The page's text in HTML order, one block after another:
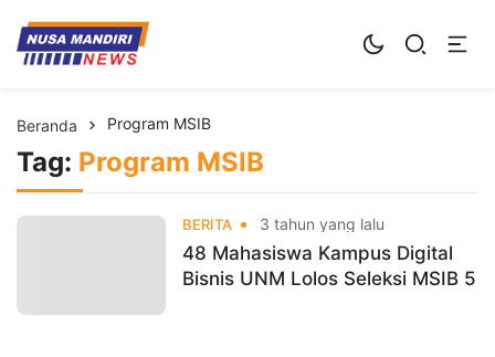
Kampus Digital Bisnis
Universitas Nusa Mandiri
Beranda Program MSIB
Tag: Program MSIB
BERITA 3 tahun yang lalu
48 Mahasiswa Kampus Digital
Bisnis UNM Lolos Seleksi MSIB 5